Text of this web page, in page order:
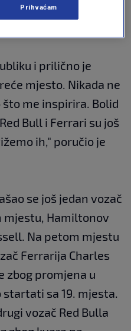
ovogodišnjim
i prilično je
mjesto. Nikada ne
me inspirira. Bolid
Bull i Ferrari su još
ih," poručio je
se još jedan vozač
mjestu, Hamiltonov
Na petom mjestu
Ferrarija Charles
zbog promjena u
sa 19. mjesta.
vozač Red Bulla
Prihvaćam